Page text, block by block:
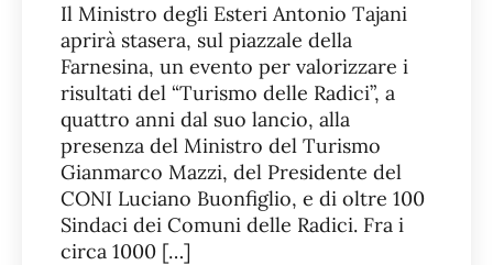
Il Ministro degli Esteri Antonio Tajani
aprirà stasera, sul piazzale della
Farnesina, un evento per valorizzare i
risultati del “Turismo delle Radici”, a
quattro anni dal suo lancio, alla
presenza del Ministro del Turismo
Gianmarco Mazzi, del Presidente del
CONI Luciano Buonfiglio, e di oltre 100
Sindaci dei Comuni delle Radici. Fra i
circa 1000 […]